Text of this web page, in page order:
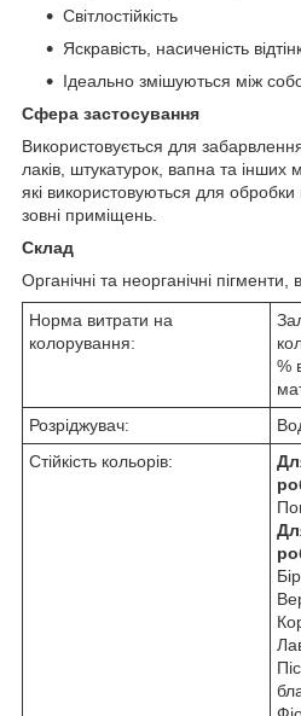
Світлостійкість
Яскравість, насиченість
Ідеально змішуються між
Сфера застосування
Використовується для
лаків, штукатурок, вапна та інших
які використовуються для
зовні приміщень.
Склад
Органічні та неорганічні
Норма витрати на
колорування:
%
Розріджувач:
Стійкість кольорів: